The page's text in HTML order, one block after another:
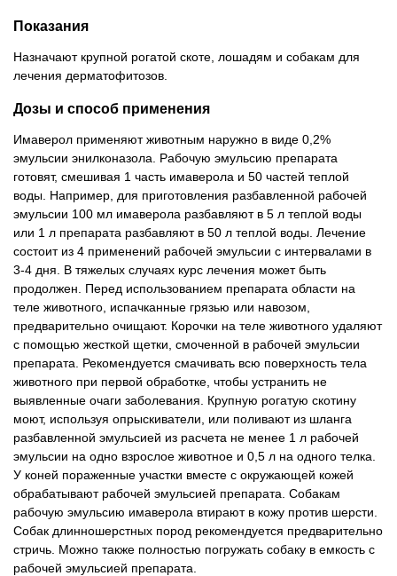
Показания
Назначают крупной рогатой скоте, лошадям и собакам для
лечения дерматофитозов.
Дозы и способ применения
Имаверол применяют животным наружно в виде 0,2%
эмульсии энилконазола. Рабочую эмульсию препарата
готовят, смешивая 1 часть имаверола и 50 частей теплой
воды. Например, для приготовления разбавленной рабочей
эмульсии 100 мл имаверола разбавляют в 5 л теплой воды
или 1 л препарата разбавляют в 50 л теплой воды. Лечение
состоит из 4 применений рабочей эмульсии с интервалами в
3-4 дня. В тяжелых случаях курс лечения может быть
продолжен. Перед использованием препарата области на
теле животного, испачканные грязью или навозом,
предварительно очищают. Корочки на теле животного удаляют
с помощью жесткой щетки, смоченной в рабочей эмульсии
препарата. Рекомендуется смачивать всю поверхность тела
животного при первой обработке, чтобы устранить не
выявленные очаги заболевания. Крупную рогатую скотину
моют, используя опрыскиватели, или поливают из шланга
разбавленной эмульсией из расчета не менее 1 л рабочей
эмульсии на одно взрослое животное и 0,5 л на одного телка.
У коней пораженные участки вместе с окружающей кожей
обрабатывают рабочей эмульсией препарата. Собакам
рабочую эмульсию имаверола втирают в кожу против шерсти.
Собак длинношерстных пород рекомендуется предварительно
стричь. Можно также полностью погружать собаку в емкость с
рабочей эмульсией препарата.